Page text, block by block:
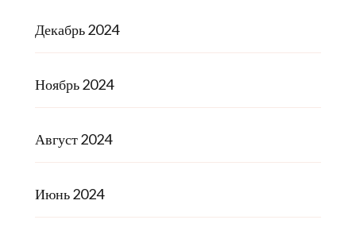
Декабрь 2024
Ноябрь 2024
Август 2024
Июнь 2024